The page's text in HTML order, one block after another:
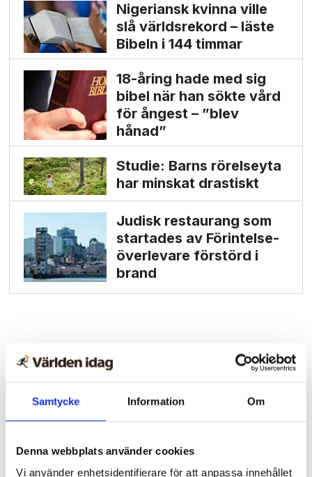
Samtycke Information Om
Denna webbplats använder cookies
Vi använder enhetsidentifierare för att anpassa innehållet
Nigeriansk kvinna ville
slå världs­rekord – läste
Bibeln i 144 timmar
18-åring hade med sig
bibel när han sökte vård
för ångest – ”blev
hånad”
Studie: Barns rörelseyta
har minskat drastiskt
Judisk restaurang som
startades av Förintelse­
överlevare förstörd i
brand